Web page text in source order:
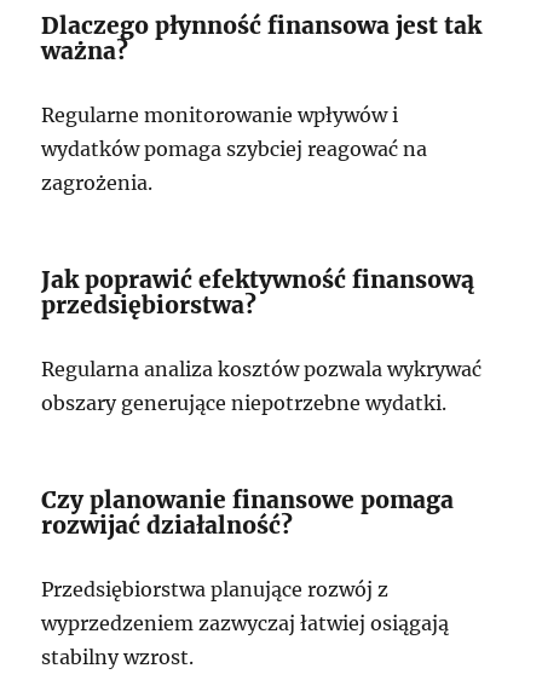
Dlaczego płynność finansowa jest tak
ważna?
Regularne monitorowanie wpływów i
wydatków pomaga szybciej reagować na
zagrożenia.
Jak poprawić efektywność finansową
przedsiębiorstwa?
Regularna analiza kosztów pozwala wykrywać
obszary generujące niepotrzebne wydatki.
Czy planowanie finansowe pomaga
rozwijać działalność?
Przedsiębiorstwa planujące rozwój z
wyprzedzeniem zazwyczaj łatwiej osiągają
stabilny wzrost.